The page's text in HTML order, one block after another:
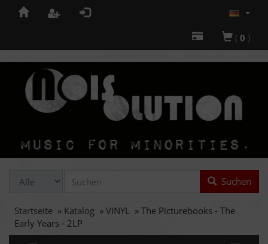
( 0 )
Suchen
Startseite » Katalog » VINYL » The Picturebooks - The
Early Years - 2LP